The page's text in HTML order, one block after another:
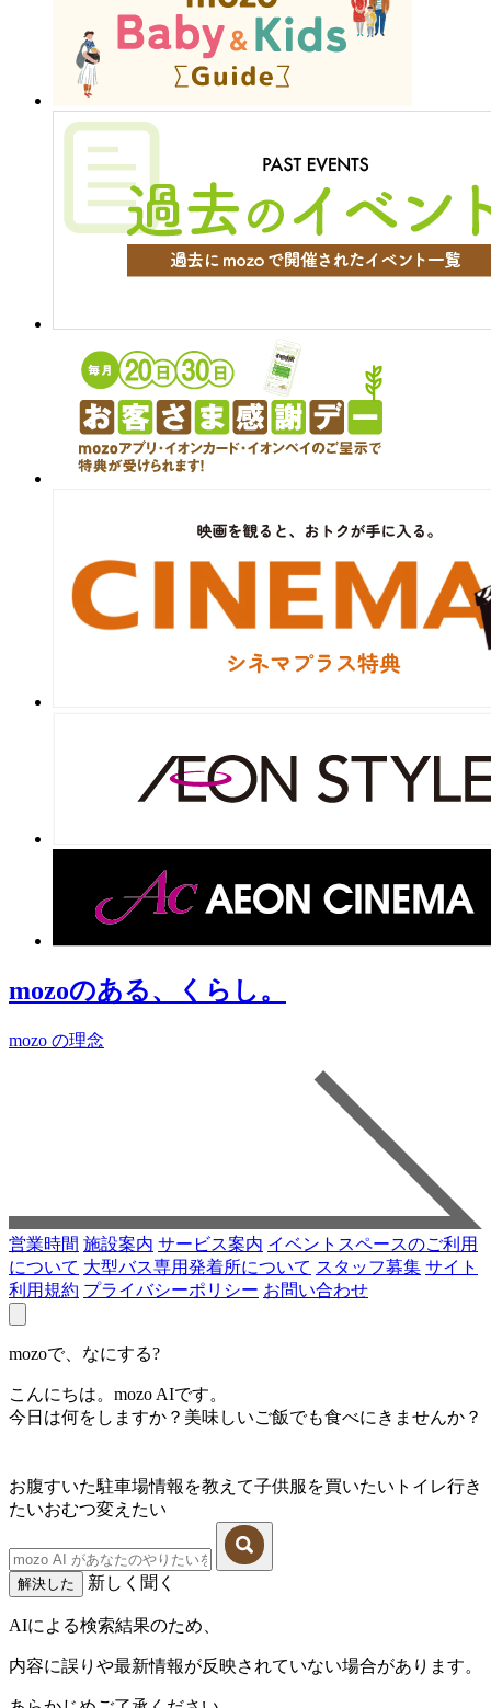
mozoのある、くらし。
mozo の理念
営業時間 施設案内 サービス案内 イベントスペースのご利用
について 大型バス専用発着所について スタッフ募集 サイト
利用規約 プライバシーポリシー お問い合わせ
mozoで、なにする?
こんにちは。mozo AIです。
今日は何をしますか？美味しいご飯でも食べにきませんか？
お腹すいた駐車場情報を教えて子供服を買いたい トイレ行き
たいおむつ変えたい
解決した 新しく聞く
AIによる検索結果のため、
内容に誤りや最新情報が反映されていない場合があります。